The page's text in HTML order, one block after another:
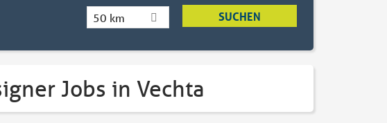
50 km
Jobs in Vechta